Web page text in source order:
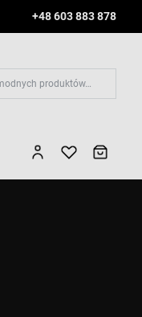
+48 603 883 878